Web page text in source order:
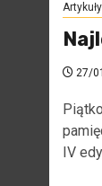
Artykuły
27/
IV